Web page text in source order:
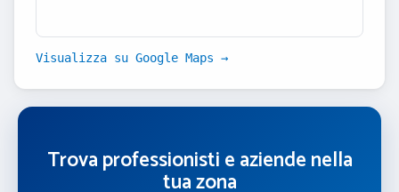
Visualizza su Google Maps →
Trova professionisti e aziende nella
tua zona